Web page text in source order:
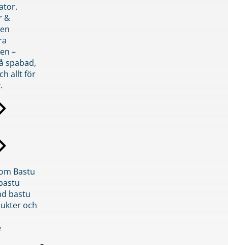
&
–
spabad,
allt för
Bastu
bastu
och